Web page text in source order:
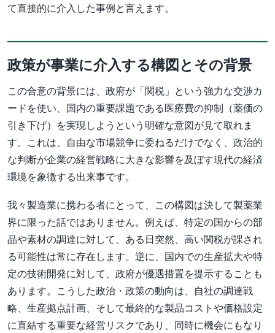
て直接的に介入した事例と言えます。
政策が事業に介入する構図とその背景
この合意の背景には、政府が「関税」という強力な交渉カ
ードを使い、国内の重要課題である医療費の抑制（薬価の
引き下げ）を実現しようという明確な意図が見て取れま
す。これは、自由な市場競争に委ねるだけでなく、政治的
な判断が企業の経営戦略に大きな影響を及ぼす現代の経済
環境を象徴する出来事です。
我々製造業に携わる者にとって、この構図は決して製薬業
界に限った話ではありません。例えば、特定の国からの部
品や素材の調達に対して、ある日突然、高い関税が課され
る可能性は常に存在します。逆に、国内での生産拡大や特
定の技術開発に対して、政府が優遇措置を提示することも
あります。こうした政治・政策の動向は、自社の調達戦
略、生産拠点計画、そして最終的な製品コストや価格設定
に直結する重要な経営リスクであり、同時に機会にもなり